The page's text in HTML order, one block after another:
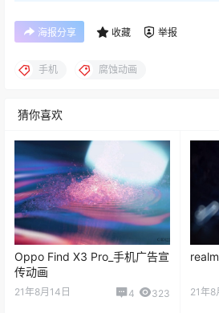
海报分享 收藏 举报
手机 腐蚀动画
猜你喜欢
Oppo Find X3 Pro_手机广告宣
传动画
21年8月14日 4 323 21年8